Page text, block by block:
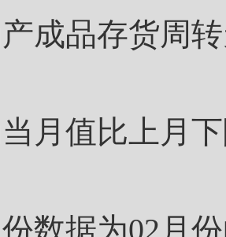
成品存货周
月值比上月下
数据为02月